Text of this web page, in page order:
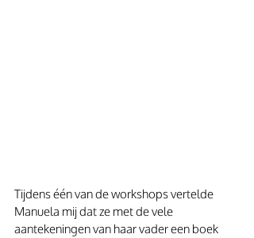
Tijdens één van de workshops vertelde
Manuela mij dat ze met de vele
aantekeningen van haar vader een boek